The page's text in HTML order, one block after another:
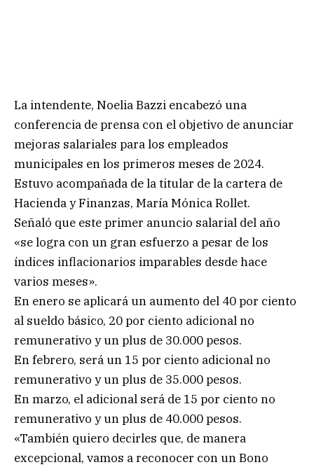
La intendente, Noelia Bazzi encabezó una
conferencia de prensa con el objetivo de anunciar
mejoras salariales para los empleados
municipales en los primeros meses de 2024.
Estuvo acompañada de la titular de la cartera de
Hacienda y Finanzas, María Mónica Rollet.
Señaló que este primer anuncio salarial del año
«se logra con un gran esfuerzo a pesar de los
índices inflacionarios imparables desde hace
varios meses».
En enero se aplicará un aumento del 40 por ciento
al sueldo básico, 20 por ciento adicional no
remunerativo y un plus de 30.000 pesos.
En febrero, será un 15 por ciento adicional no
remunerativo y un plus de 35.000 pesos.
En marzo, el adicional será de 15 por ciento no
remunerativo y un plus de 40.000 pesos.
«También quiero decirles que, de manera
excepcional, vamos a reconocer con un Bono